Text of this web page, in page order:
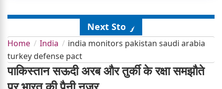
Next Story
Home India
india monitors pakistan saudi arabia
turkey defense pact
पाकिस्तान सऊदी अरब और तुर्की के रक्षा समझौते